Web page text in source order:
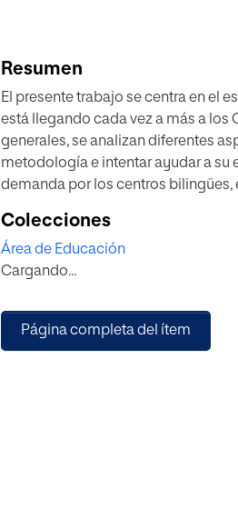
Resumen
El presente trabajo se centra en el
está llegando cada vez a más a los
generales, se analizan diferentes
metodología e intentar ayudar a su
demanda por los centros bilingües,
como objetivo el análisis tanto de
acerca del bilingüismo. El trabajo
en lengua inglesa que en
Colecciones
Área de Educación
Cargando...
Página completa del ítem